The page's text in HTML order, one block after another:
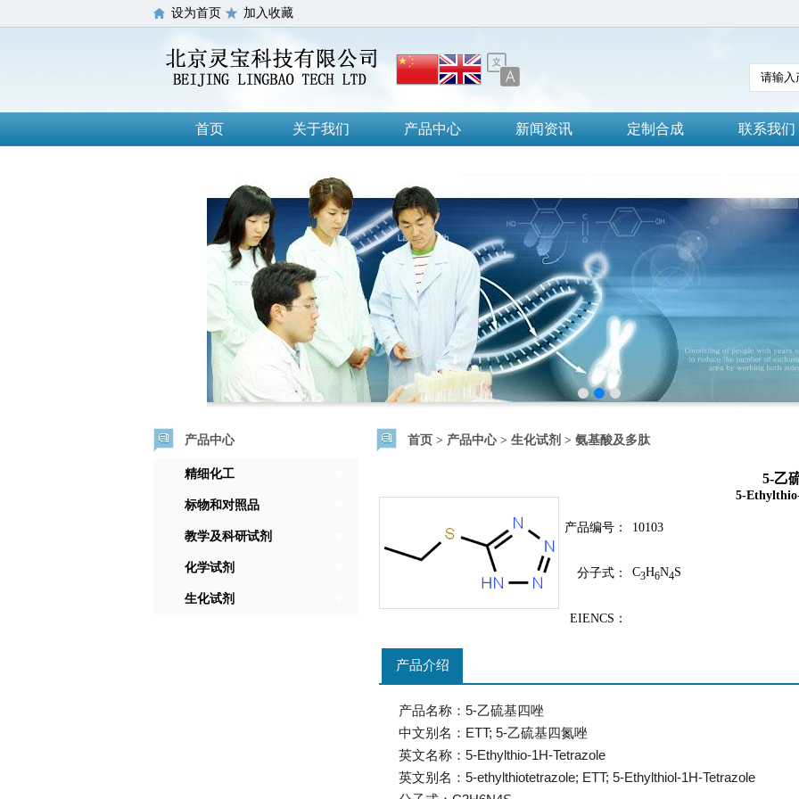
设为首页 加入收藏
首页 关于我们 产品中心 新闻资讯 定制合成 联系我们
产品中心
精细化工
标物和对照品
教学及科研试剂
化学试剂
生化试剂
首页 > 产品中心> 生化试剂 > 氨基酸及多肽
5-乙
5-
产品编号： 10103
分子式： C3H6N4S
EIENCS：
产品介绍
产品名称：5-乙硫基四唑
中文别名：ETT; 5-乙硫基四氮唑
英文名称：5-Ethylthio-1H-Tetrazole
英文别名：5-ethylthiotetrazole; ETT; 5-Ethylthiol-1H-Tetrazole